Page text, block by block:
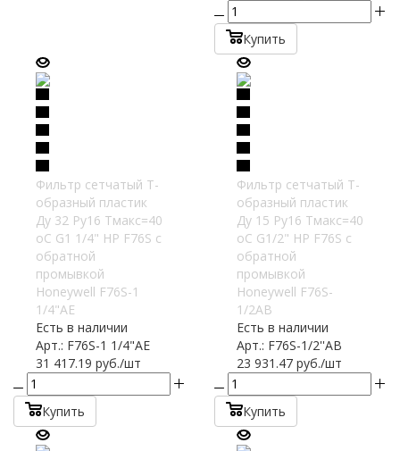
Купить
Фильтр сетчатый T-
образный пластик
Ду 32 Ру16 Тмакс=40
oC G1 1/4" НР F76S с
обратной
промывкой
Honeywell F76S-1
1/4"AE
Есть в наличии
Арт.: F76S-1 1/4"AE
31 417.19 руб./шт
Купить
Фильтр сетчатый T-
образный пластик
Ду 15 Ру16 Тмакс=40
oC G1/2" НР F76S с
обратной
промывкой
Honeywell F76S-
1/2AB
Есть в наличии
Арт.: F76S-1/2''AB
23 931.47руб./шт
Купить